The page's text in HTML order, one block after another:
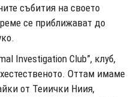
събития на своето
се приближават до
Investigation Club”, клуб,
Оттам имаме
от Теиички Ниия,